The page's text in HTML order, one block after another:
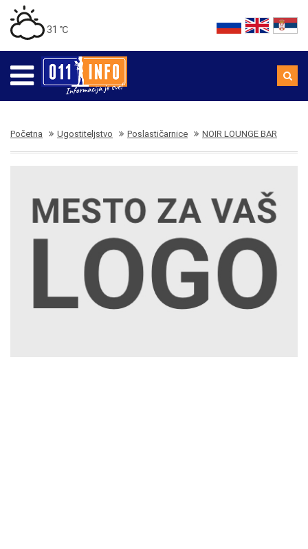
31 ℃
Početna Ugostiteljstvo Poslastičarnice NOIR LOUNGE BAR